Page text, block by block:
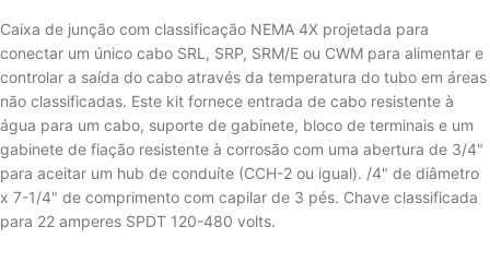
Caixa de junção com classificação NEMA 4X projetada para
conectar um único cabo SRL, SRP, SRM/E ou CWM para alimentar e
controlar a saída do cabo através da temperatura do tubo em áreas
não classificadas. Este kit fornece entrada de cabo resistente à
água para um cabo, suporte de gabinete, bloco de terminais e um
gabinete de fiação resistente à corrosão com uma abertura de 3/4"
para aceitar um hub de conduíte (CCH-2 ou igual). /4" de diâmetro
x 7-1/4" de comprimento com capilar de 3 pés. Chave classificada
para 22 amperes SPDT 120-480 volts.